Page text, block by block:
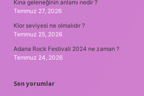
Kına geleneğinin anlamı nedir ?
Temmuz 27, 2026
Klor seviyesi ne olmalıdır ?
Temmuz 25, 2026
Adana Rock Festivali 2024 ne zaman ?
Temmuz 24, 2026
Son yorumlar